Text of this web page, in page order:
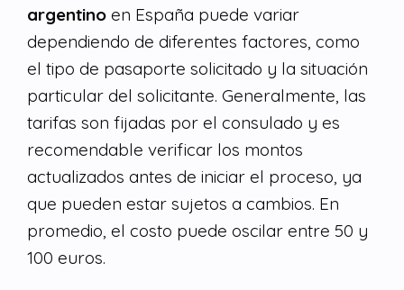
argentino en España puede variar
dependiendo de diferentes factores, como
el tipo de pasaporte solicitado y la situación
particular del solicitante. Generalmente, las
tarifas son fijadas por el consulado y es
recomendable verificar los montos
actualizados antes de iniciar el proceso, ya
que pueden estar sujetos a cambios. En
promedio, el costo puede oscilar entre 50 y
100 euros.